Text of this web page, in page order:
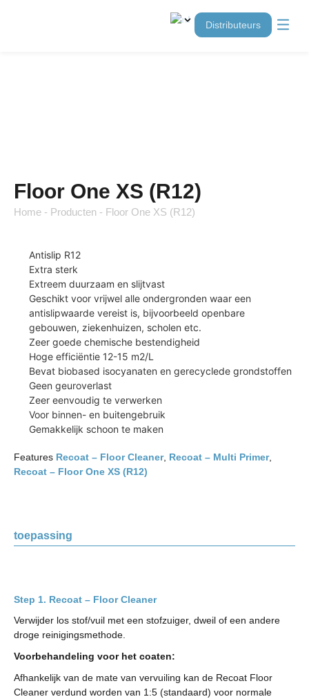
distributeurs
Floor One XS (R12)
Home - Producten - Floor One XS (R12)
Antislip R12
Extra sterk
Extreem duurzaam en slijtvast
Geschikt voor vrijwel alle ondergronden waar een
antislipwaarde vereist is, bijvoorbeeld openbare
gebouwen, ziekenhuizen, scholen etc.
Zeer goede chemische bestendigheid
Hoge efficiëntie 12-15 m2/L
Bevat biobased isocyanaten en gerecyclede grondstoffen
Geen geuroverlast
Zeer eenvoudig te verwerken
Voor binnen- en buitengebruik
Gemakkelijk schoon te maken
Features Recoat – Floor Cleaner, Recoat – Multi Primer,
Recoat – Floor One XS (R12)
toepassing
Recoat – Floor Cleaner
Verwijder los stof/vuil met een stofzuiger, dweil of een andere
droge reinigingsmethode.
Voorbehandeling voor het coaten:
Afhankelijk van de mate van vervuiling kan de Recoat Floor
Cleaner verdund worden van 1:5 (standaard) voor normale